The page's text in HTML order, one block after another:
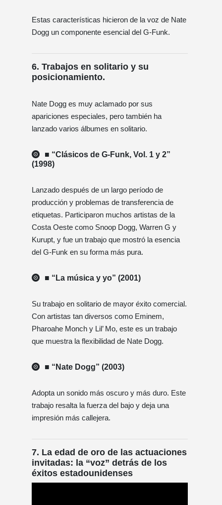
Estas características hicieron de la voz de Nate
Dogg un componente esencial del G-Funk.
6. Trabajos en solitario y su
posicionamiento.
Nate Dogg es muy aclamado por sus
apariciones especiales, pero también ha
lanzado varios álbumes en solitario.
■ “Clásicos de G-Funk, Vol. 1 y 2”
(1998)
Lanzado después de un largo período de
producción y problemas de transferencia de
etiquetas. Participaron muchos artistas de la
Costa Oeste como Snoop Dogg, Warren G y
Kurupt, y fue un trabajo que mostró la esencia
del G-Funk en su forma más pura.
■ “La música y yo” (2001)
Su trabajo en solitario de mayor éxito comercial.
Con artistas tan diversos como Eminem,
Pharoahe Monch y Lil’ Mo, este es un trabajo
que muestra la flexibilidad de Nate Dogg.
■ “Nate Dogg” (2003)
Adopta un sonido más oscuro y más duro. Este
trabajo resalta la fuerza del bajo y deja una
impresión más callejera.
7. La edad de oro de las actuaciones
invitadas: la “voz” detrás de los
éxitos estadounidenses